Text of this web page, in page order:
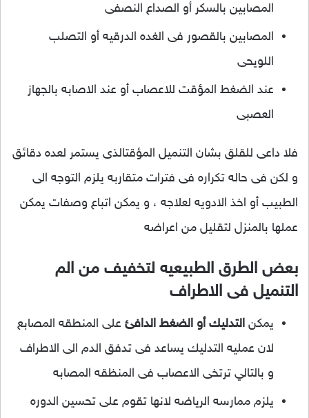
المصابين بالسكر أو الصداع النصفى
المصابين بالقصور فى الغده الدرقيه أو التصلب
اللويحى
عند الضغط المؤقت للاعصاب أو عند الاصابه بالجهاز
العصبى
فلا داعى للقلق بشان التنميل المؤقتالذى يستمر لعده دقائق
و لكن فى حاله تكراره فى فترات متقاربه يلزم التوجه الى
الطبيب أو اخذ الادويه لعلاجه ، و يمكن اتباع وصفات يمكن
عملها بالمنزل لتقليل من اعراضه
بعض الطرق الطبيعيه لتخفيف من الم
التنميل فى الاطراف
يمكن التدليك أو الضغط الدافئ على المنطقه المصابع
لان عمليه التدليك يساعد فى تدفق الدم الى الاطراف
و بالتالي ترتخى الاعصاب فى المنظقه المصابه
يلزم ممارسه الرياضه لانها تقوم على تحسين الدوره